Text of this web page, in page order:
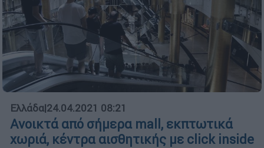
Ελλάδα|24.04.2021 08:21
Ανοικτά από σήμερα mall, εκπτωτικά
χωριά, κέντρα αισθητικής με click inside